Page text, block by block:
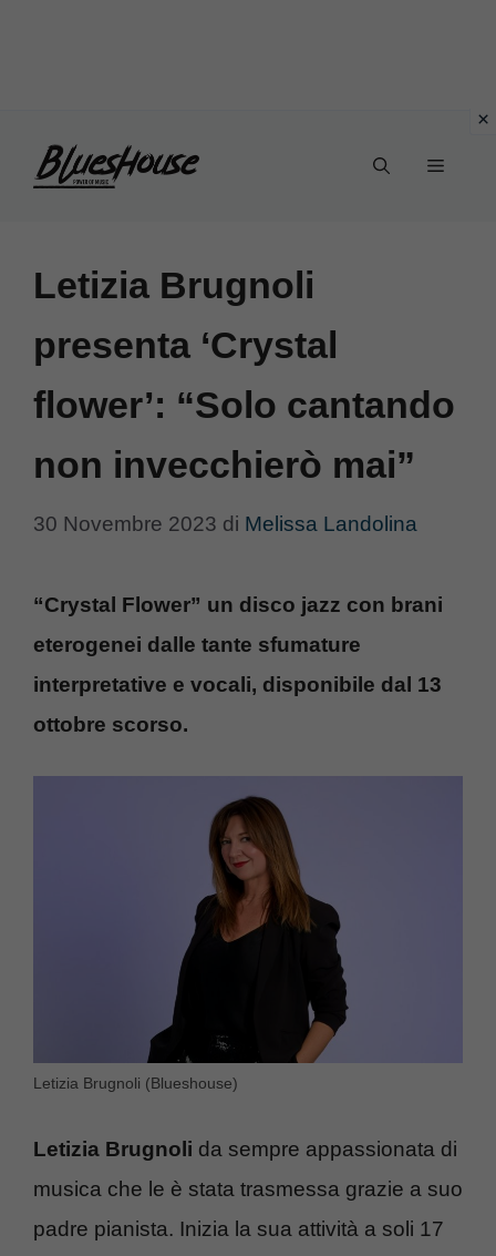
Menu
Letizia Brugnoli
presenta ‘Crystal
flower’: “Solo cantando
non invecchierò mai”
30 Novembre 2023 di Melissa Landolina
“Crystal Flower” un disco jazz con brani
eterogenei dalle tante sfumature
interpretative e vocali, disponibile dal 13
ottobre scorso.
Letizia Brugnoli (Blueshouse)
Letizia Brugnoli da sempre appassionata di
musica che le è stata trasmessa grazie a suo
padre pianista. Inizia la sua attività a soli 17